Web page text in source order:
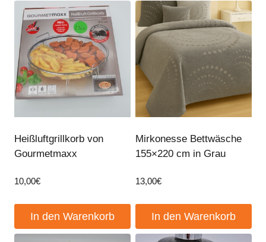
Heißluftgrillkorb von
Gourmetmaxx
10,00€
In den Warenkorb
Mirkonesse Bettwäsche
155×220 cm in Grau
13,00€
In den Warenkorb